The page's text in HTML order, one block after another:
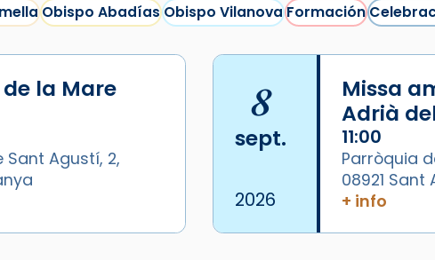
Obispo AbadíasObispo VilanovaFormación
la Mare
Agustí, 2,
8
sept.
2026
Missa
Adrià
11:00
Parròquia
08921
+ info